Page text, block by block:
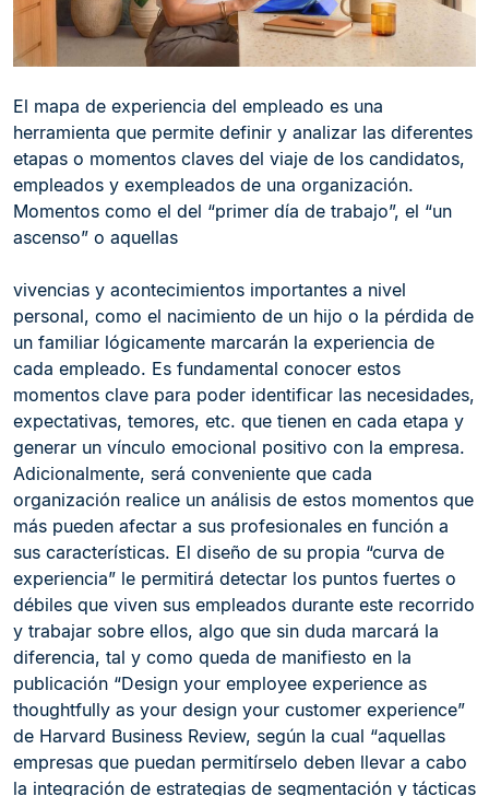
El mapa de experiencia del empleado es una
herramienta que permite definir y analizar las diferentes
etapas o momentos claves del viaje de los candidatos,
empleados y exempleados de una organización.
Momentos como el del “primer día de trabajo”, el “un
ascenso” o aquellas
vivencias y acontecimientos importantes a nivel
personal, como el nacimiento de un hijo o la pérdida de
un familiar lógicamente marcarán la experiencia de
cada empleado. Es fundamental conocer estos
momentos clave para poder identificar las necesidades,
expectativas, temores, etc. que tienen en cada etapa y
generar un vínculo emocional positivo con la empresa.
Adicionalmente, será conveniente que cada
organización realice un análisis de estos momentos que
más pueden afectar a sus profesionales en función a
sus características. El diseño de su propia “curva de
experiencia” le permitirá detectar los puntos fuertes o
débiles que viven sus empleados durante este recorrido
y trabajar sobre ellos, algo que sin duda marcará la
diferencia, tal y como queda de manifiesto en la
publicación “Design your employee experience as
thoughtfully as your design your customer experience”
de Harvard Business Review, según la cual “aquellas
empresas que puedan permitírselo deben llevar a cabo
la integración de estrategias de segmentación y tácticas